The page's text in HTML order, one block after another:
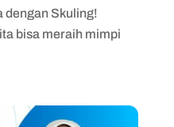
dengan Skuling!
bisa meraih mimpi